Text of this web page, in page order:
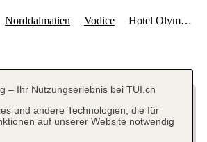
– Ihr Nutzungserlebnis bei TUI.ch
und andere Technologien, die für
auf unserer Website notwendig